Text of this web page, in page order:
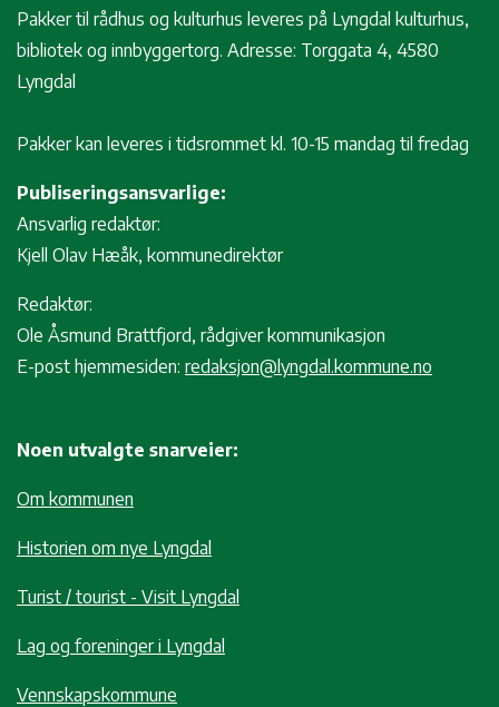
Pakker til rådhus og kulturhus leveres på Lyngdal kulturhus,
bibliotek og innbyggertorg. Adresse: Torggata 4, 4580
Lyngdal
Pakker kan leveres i tidsrommet kl. 10-15 mandag til fredag
Publiseringsansvarlige:
Ansvarlig redaktør:
Kjell Olav Hæåk, kommunedirektør
Redaktør:
Ole Åsmund Brattfjord, rådgiver kommunikasjon
E-post hjemmesiden: redaksjon@lyngdal.kommune.no
Noen utvalgte snarveier:
Om kommunen
Historien om nye Lyngdal
Turist / tourist - Visit Lyngdal
Lag og foreninger i Lyngdal
Vennskapskommune